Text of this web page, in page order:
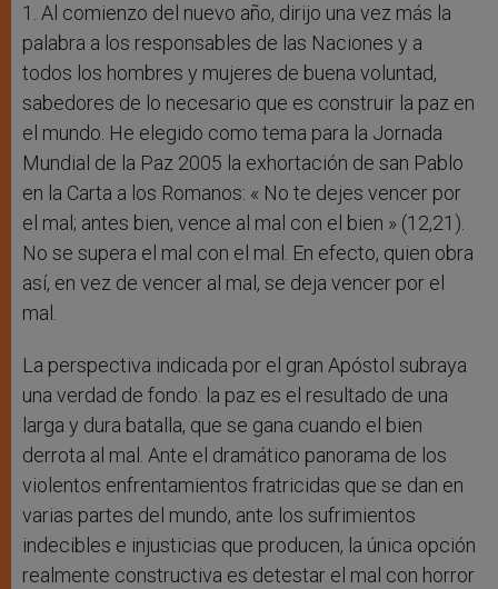
1. Al comienzo del nuevo año, dirijo una vez más la
palabra a los responsables de las Naciones y a
todos los hombres y mujeres de buena voluntad,
sabedores de lo necesario que es construir la paz en
el mundo. He elegido como tema para la Jornada
Mundial de la Paz 2005 la exhortación de san Pablo
en la Carta a los Romanos: « No te dejes vencer por
el mal; antes bien, vence al mal con el bien » (12,21).
No se supera el mal con el mal. En efecto, quien obra
así, en vez de vencer al mal, se deja vencer por el
mal.
La perspectiva indicada por el gran Apóstol subraya
una verdad de fondo: la paz es el resultado de una
larga y dura batalla, que se gana cuando el bien
derrota al mal. Ante el dramático panorama de los
violentos enfrentamientos fratricidas que se dan en
varias partes del mundo, ante los sufrimientos
indecibles e injusticias que producen, la única opción
realmente constructiva es detestar el mal con horror